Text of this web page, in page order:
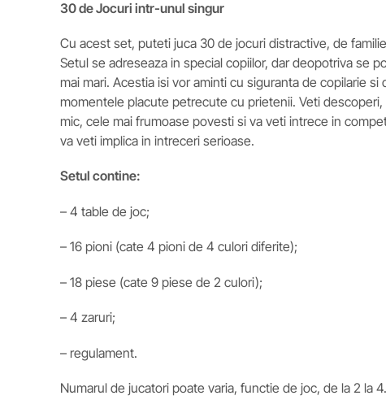
30 de Jocuri intr-unul singur
Cu acest set, puteti juca 30 de jocuri distractive, de
Setul se adreseaza in special copiilor, dar deopotriva se
mai mari. Acestia isi vor aminti cu siguranta de copilarie si
momentele placute petrecute cu prietenii. Veti descoperi,
mic, cele mai frumoase povesti si va veti intrece in
va veti implica in intreceri serioase.
Setul contine:
– 4 table de joc;
– 16 pioni (cate 4 pioni de 4 culori diferite);
– 18 piese (cate 9 piese de 2 culori);
– 4 zaruri;
– regulament.
Numarul de jucatori poate varia, functie de joc, de la 2 la 4.